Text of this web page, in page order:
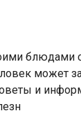
может
и